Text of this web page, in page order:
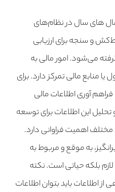
های سال در نظام‌های
و سنجه برای ارزیابی
می‌شود. امور مالی به
منابع مالی تمرکز دارد. برای
آوری اطلاعات مالی
این اطلاعات برای توسعه
اهمیت فراوانی دارد.
به‏ موقع و مربوط به
بلکه حیاتی است. نکته
اطلاعات باید بتوان اطلاعات